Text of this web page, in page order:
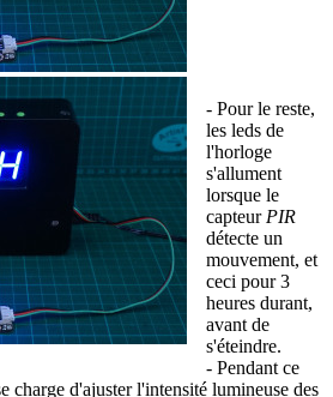
- Pour le reste,
les leds de
l'horloge
s'allument
lorsque le
capteur PIR
détecte un
mouvement, et
ceci pour 3
heures durant,
avant de
s'éteindre.
- Pendant ce
charge d'ajuster l'intensité lumineuse des